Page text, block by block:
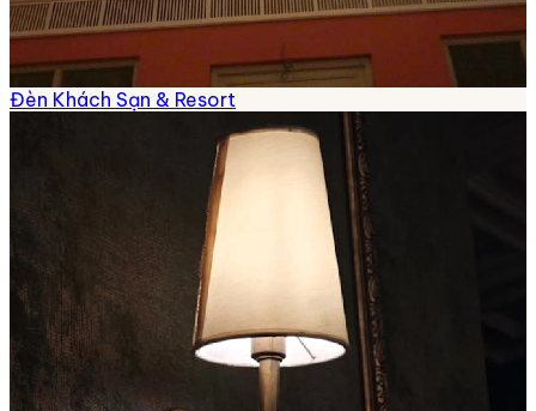
Đèn Khách Sạn & Resort